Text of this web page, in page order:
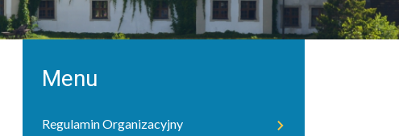
Menu
Regulamin Organizacyjny